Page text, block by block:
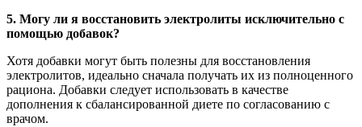
5. Могу ли я восстановить электролиты исключительно с
помощью добавок?
Хотя добавки могут быть полезны для восстановления
электролитов, идеально сначала получать их из полноценного
рациона. Добавки следует использовать в качестве
дополнения к сбалансированной диете по согласованию с
врачом.